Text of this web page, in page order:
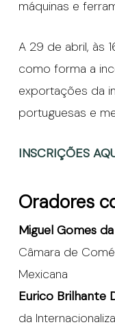
máquinas e
A 29 de abril, às
como forma a
exportações da
portuguesas e
INSCRIÇÕES
Oradores
Miguel Gomes
Câmara de
Mexicana
Eurico Brilhante
da